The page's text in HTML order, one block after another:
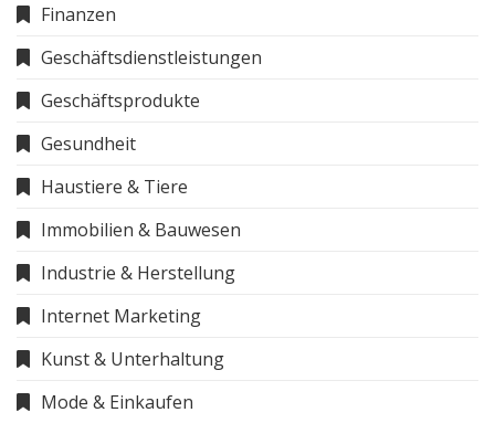
Finanzen
Geschäftsdienstleistungen
Geschäftsprodukte
Gesundheit
Haustiere & Tiere
Immobilien & Bauwesen
Industrie & Herstellung
Internet Marketing
Kunst & Unterhaltung
Mode & Einkaufen